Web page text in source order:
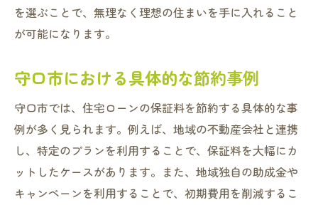
を選ぶことで、無理なく理想の住まいを手に入れること
が可能になります。
守口市における具体的な節約事例
守口市では、住宅ローンの保証料を節約する具体的な事
例が多く見られます。例えば、地域の不動産会社と連携
し、特定のプランを利用することで、保証料を大幅にカ
ットしたケースがあります。また、地域独自の助成金や
キャンペーンを利用することで、初期費用を削減するこ